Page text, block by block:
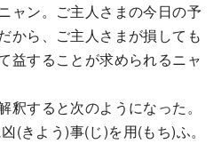
ャン。ご主人さまの今日の予
から、ご主人さまが損しても
益することが求められるニャ
すると次のようになった。
(きよう)事(じ)を用(もち)ふ。